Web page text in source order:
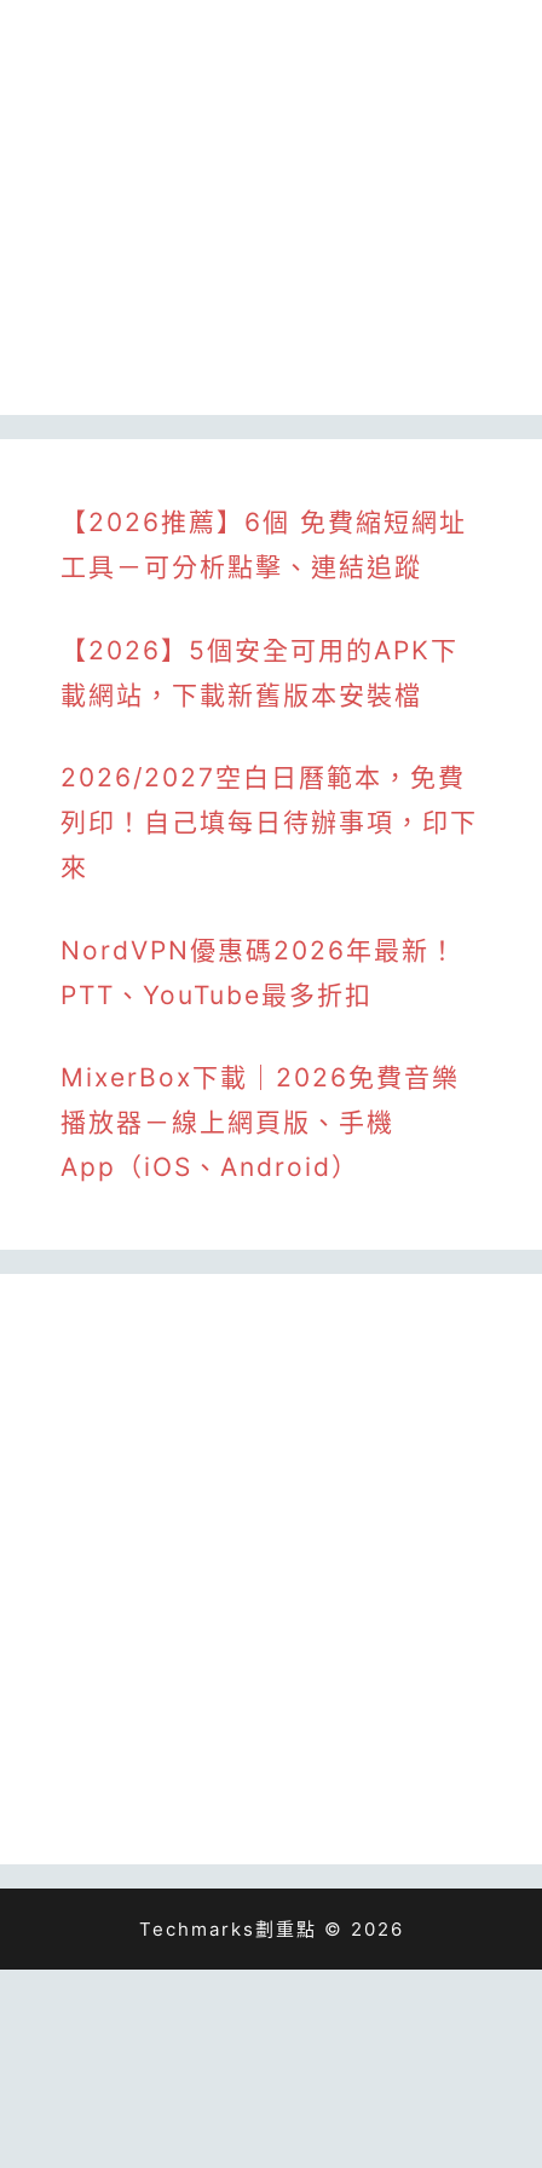
【2026推薦】6個 免費縮短網址
工具－可分析點擊、連結追蹤
【2026】5個安全可用的APK下
載網站，下載新舊版本安裝檔
2026/2027空白日曆範本，免費
列印！自己填每日待辦事項，印下
來
NordVPN優惠碼2026年最新！
PTT、YouTube最多折扣
MixerBox下載｜2026免費音樂
播放器－線上網頁版、手機
App（iOS、Android）
Techmarks劃重點 © 2026